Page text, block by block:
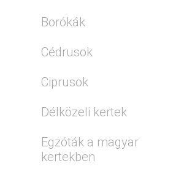
Borókák
Cédrusok
Ciprusok
Délközeli kertek
Egzóták a magyar
kertekben